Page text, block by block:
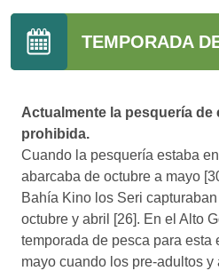
TEMPORADA
Actualmente la pesquería de
prohibida.
Cuando la pesquería estaba
abarcaba de octubre a mayo
Bahía Kino los Seri
octubre y abril [26]. En el Alto
temporada de pesca para esta
mayo cuando los pre-adultos